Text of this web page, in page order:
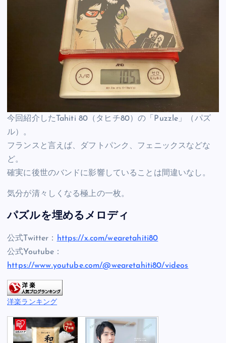
今回紹介したTahiti 80（タヒチ80）の「Puzzle」（パズ
ル）。
フランスと言えば、ダフトパンク、フェニックスなどな
ど。
確実に後世のバンドに影響していることは間違いなし。
気分が清々しくなる極上の一枚。
パズルを埋めるメロディ
公式Twitter：
https://x.com/wearetahiti80
公式Youtube：
https://www.youtube.com/@wearetahiti80/videos
洋楽ランキング